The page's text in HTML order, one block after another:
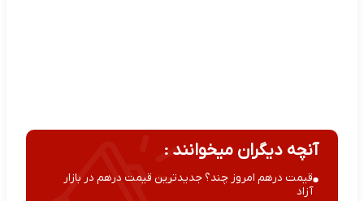
آنچه دیگران میخوانند :
قیمت درهم امروز چند؟ جدیدترین قیمت درهم در بازار
آزاد